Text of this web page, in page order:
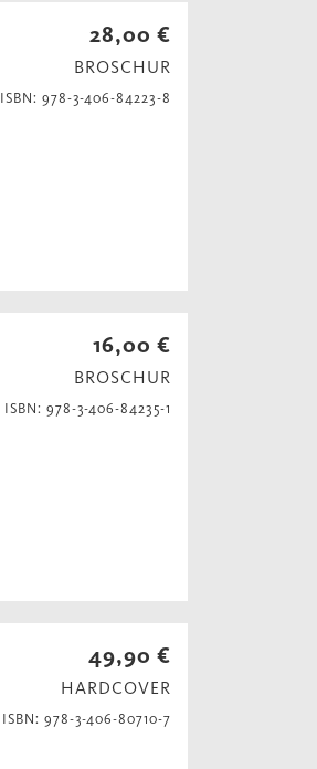
28,00 €
BROSCHUR
ISBN: 978-3-406-84223-8
16,00 €
BROSCHUR
ISBN: 978-3-406-84235-1
49,90 €
HARDCOVER
ISBN: 978-3-406-80710-7